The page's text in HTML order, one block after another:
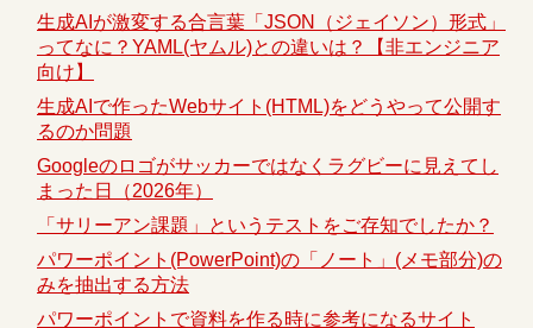
生成AIが激変する合言葉「JSON（ジェイソン）形式」
ってなに？YAML(ヤムル)との違いは？【非エンジニア
向け】
生成AIで作ったWebサイト(HTML)をどうやって公開す
るのか問題
Googleのロゴがサッカーではなくラグビーに見えてし
まった日（2026年）
「サリーアン課題」というテストをご存知でしたか？
パワーポイント(PowerPoint)の「ノート」(メモ部分)の
みを抽出する方法
パワーポイントで資料を作る時に参考になるサイト